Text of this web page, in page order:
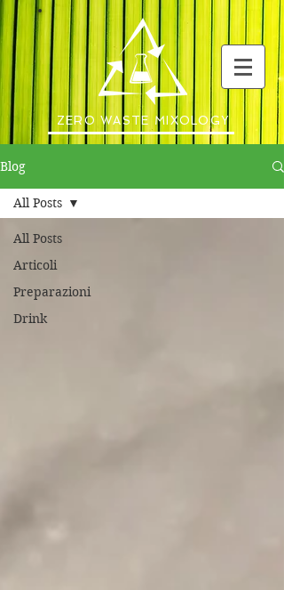
ZERO WASTE MIXOLOGY
Blog
All Posts
Articoli
Preparazioni
Drink
All Posts